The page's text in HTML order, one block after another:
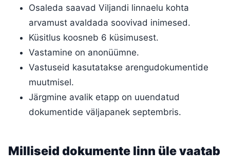
Osaleda saavad Viljandi linnaelu kohta
arvamust avaldada soovivad inimesed.
Küsitlus koosneb 6 küsimusest.
Vastamine on anonüümne.
Vastuseid kasutatakse arengudokumentide
muutmisel.
Järgmine avalik etapp on uuendatud
dokumentide väljapanek septembris.
Milliseid dokumente linn üle vaatab